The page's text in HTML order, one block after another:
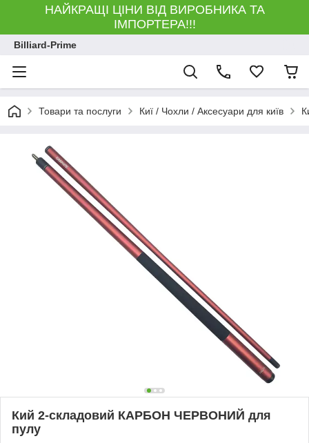
НАЙКРАЩІ ЦІНИ ВІД ВИРОБНИКА ТА
ІМПОРТЕРА!!!
Billiard-Prime
Товари та послуги Киї / Чохли / Аксесуари для київ
Кий 2-складовий КАРБОН ЧЕРВОНИЙ для
пулу